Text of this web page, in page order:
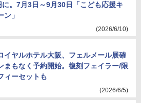
に。7月3日～9月30日「こども応援キ
ン」
(2026/6/10)
イヤルホテル大阪、フェルメール展確
まもなく予約開始。復刻フェイラー/限
ィーセットも
(2026/6/5)